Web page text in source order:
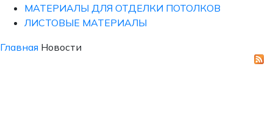
МАТЕРИАЛЫ ДЛЯ ОТДЕЛКИ ПОТОЛКОВ
ЛИСТОВЫЕ МАТЕРИАЛЫ
Главная Новости